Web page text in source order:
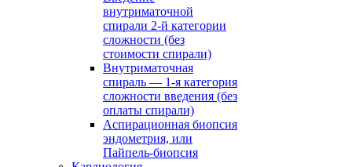
внутриматочной
спирали 2-й категории
сложности (без
стоимости спирали)
Внутриматочная
спираль — 1-я категория
сложности введения (без
оплаты спирали)
Аспирационная биопсия
эндометрия, или
Пайпель-биопсия